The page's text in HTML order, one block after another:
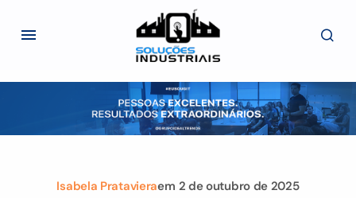
Isabela Pratavieraem 2 de outubro de 2025